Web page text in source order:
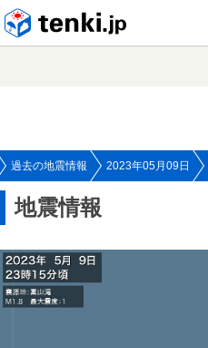
過去の地震情報 2023年05月09日
地震情報